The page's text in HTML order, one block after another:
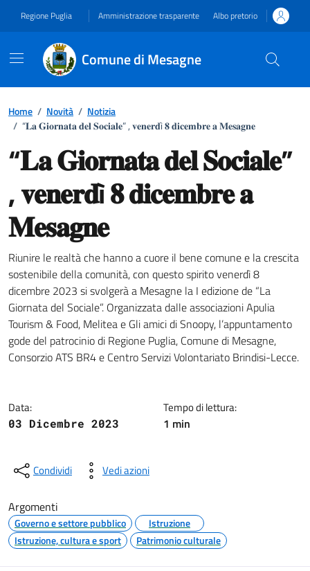
Regione Puglia Amministrazione trasparente Albo pretorio
Comune di Mesagne
Home / Novità / Notizia
/ “𝐋𝐚 𝐆𝐢𝐨𝐫𝐧𝐚𝐭𝐚 𝐝𝐞𝐥 𝐒𝐨𝐜𝐢𝐚𝐥𝐞” , 𝐯𝐞𝐧𝐞𝐫𝐝ì 𝟖 𝐝𝐢𝐜𝐞𝐦𝐛𝐫𝐞 𝐚 𝐌𝐞𝐬𝐚𝐠𝐧𝐞
“𝐋𝐚 𝐆𝐢𝐨𝐫𝐧𝐚𝐭𝐚 𝐝𝐞𝐥 𝐒𝐨𝐜𝐢𝐚𝐥𝐞”
, 𝐯𝐞𝐧𝐞𝐫𝐝ì 𝟖 𝐝𝐢𝐜𝐞𝐦𝐛𝐫𝐞 𝐚
𝐌𝐞𝐬𝐚𝐠𝐧𝐞
Dettagli della notizia
Riunire le realtà che hanno a cuore il bene comune e la crescita
sostenibile della comunità, con questo spirito venerdì 8
dicembre 2023 si svolgerà a Mesagne la I edizione de “La
Giornata del Sociale”. Organizzata dalle associazioni Apulia
Tourism & Food, Melitea e Gli amici di Snoopy, l’appuntamento
gode del patrocinio di Regione Puglia, Comune di Mesagne,
Consorzio ATS BR4 e Centro Servizi Volontariato Brindisi-Lecce.
Data:
03 Dicembre 2023
Tempo di lettura:
1 min
Condividi Vedi azioni
Argomenti
Governo e settore pubblico
Istruzione
Istruzione, cultura e sport
Patrimonio culturale